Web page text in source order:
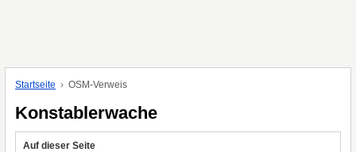
Startseite OSM-Verweis
Konstablerwache
Auf dieser Seite